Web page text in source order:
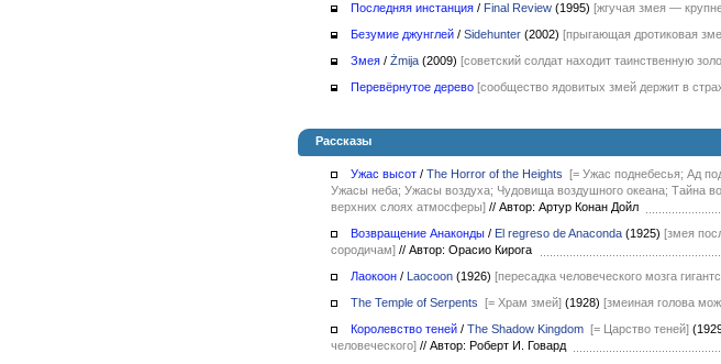
Последняя инстанция / Final Review (1995) [жгучая змея —
Безумие джунглей / Sidehunter (2002) [прыгающая дротиковая
Змея / Żmija (2009) [советский солдат находит таинственную
Перевёрнутое дерево [сообщество ядовитых змей держит в
Рассказы
Ужас высот / The Horror of the Heights [= Ужас поднебесья; Ад
Ужасы неба; Ужасы воздуха; Чудовища воздушного океана; Тайна
верхних слоях атмосферы] // Автор: Артур Конан Дойл
Возвращение Анаконды / El regreso de Anaconda (1925) [змея
сородичам] // Автор: Орасио Кирога
Лаокоон / Laocoon (1926) [пересадка человеческого мозга
The Temple of Serpents [= Храм змей] (1928) [змеиная голова
Королевство теней / The Shadow Kingdom [= Царство теней]
человеческого] // Автор: Роберт И. Говард